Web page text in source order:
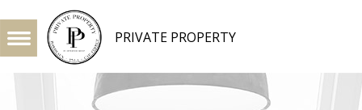
PRIVATE PROPERTY